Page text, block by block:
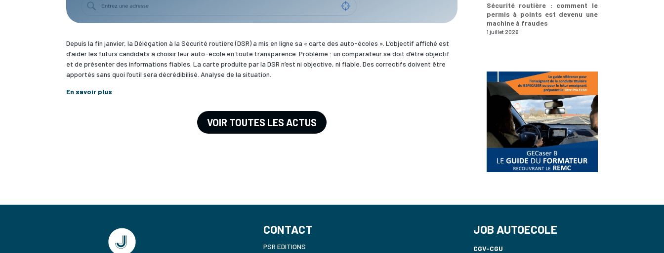
Depuis la fin janvier, la Délégation à la Sécurité routière (DSR) a mis en ligne sa « carte des auto-écoles ». L’objectif affiché est
d’aider les futurs candidats à choisir leur auto-école en toute transparence. Problème : un comparateur se doit d’être objectif
et de présenter des informations fiables. La carte produite par la DSR n’est ni objective, ni fiable. Des correctifs doivent être
apportés sans quoi l’outil sera décrédibilisé. Analyse de la situation.
En savoir plus
VOIR TOUTES LES ACTUS
Sécurité routière : comment le
permis à points est devenu une
machine à fraudes
1 juillet 2026
CONTACT
PSR EDITIONS
JOB AUTOECOLE
CGV-CGU